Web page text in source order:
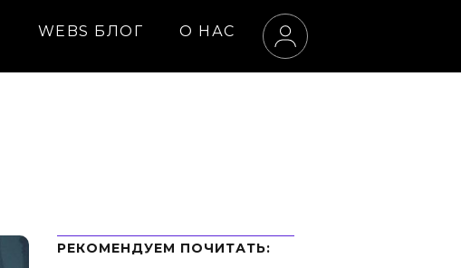
WEBS БЛОГ О НАС
РЕКОМЕНДУЕМ ПOЧИТАТЬ: